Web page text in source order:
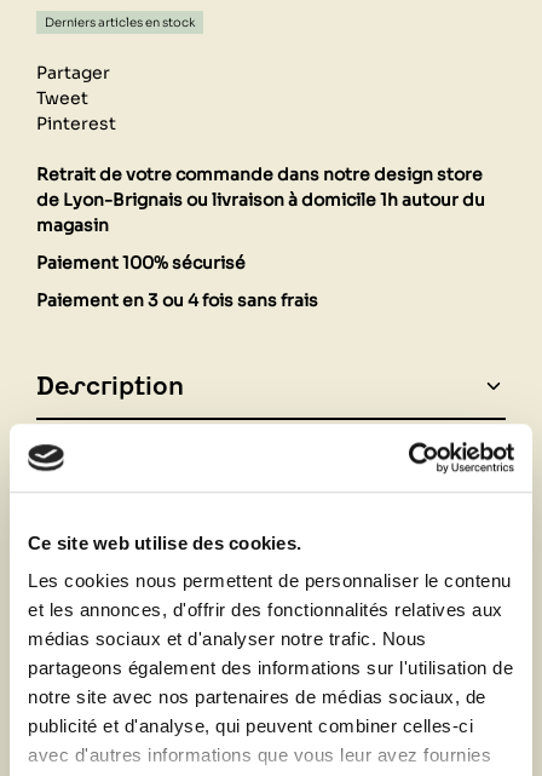
Ce site web utilise des cookies.
Les cookies nous permettent de personnaliser le contenu
et les annonces, d'offrir des fonctionnalités relatives aux
médias sociaux et d'analyser notre trafic. Nous
partageons également des informations sur l'utilisation de
notre site avec nos partenaires de médias sociaux, de
publicité et d'analyse, qui peuvent combiner celles-ci
avec d'autres informations que vous leur avez fournies
Derniers articles en stock
Partager
Tweet
Pinterest
Retrait de votre commande dans notre design store
de Lyon-Brignais ou livraison à domicile 1h autour du
magasin
Paiement 100% sécurisé
Paiement en 3 ou 4 fois sans frais
Description
Fiche technique
Vous aimerez aussi